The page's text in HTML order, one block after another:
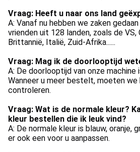
Vraag: Heeft u naar ons land
A: Vanaf nu hebben we zaken
vrienden uit 128 landen, zoals de VS,
Brittannië, Italië, Zuid-Afrika......
Vraag: Mag ik de doorlooptijd
A: De doorlooptijd van onze machine
Wanneer u meer bestelt, moeten
controleren.
Vraag: Wat is de normale kleur?
kleur bestellen die ik leuk vind?
A: De normale kleur is blauw, oranje,
er ook een voor u aanpassen.